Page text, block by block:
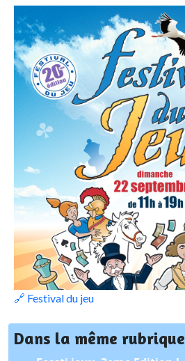
🔗 Festival du jeu
Dans la même rubrique